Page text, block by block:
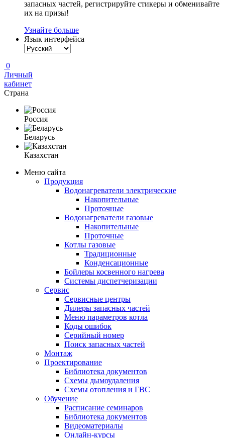
запасных частей, регистрируйте стикеры и обменивайте
их на призы!
Узнайте больше
Язык интерфейса
0
Личный
кабинет
Страна
Россия
Беларусь
Казахстан
Меню сайта
Продукция
Водонагреватели электрические
Накопительные
Проточные
Водонагреватели газовые
Накопительные
Проточные
Котлы газовые
Традиционные
Конденсационные
Бойлеры косвенного нагрева
Системы диспетчеризации
Сервис
Сервисные центры
Дилеры запасных частей
Меню параметров котла
Коды ошибок
Серийный номер
Поиск запасных частей
Монтаж
Проектирование
Библиотека документов
Схемы дымоудаления
Схемы отопления и ГВС
Обучение
Расписание семинаров
Библиотека документов
Видеоматериалы
Онлайн-курсы